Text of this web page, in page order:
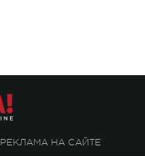
РЕКЛАМА НА САЙТЕ